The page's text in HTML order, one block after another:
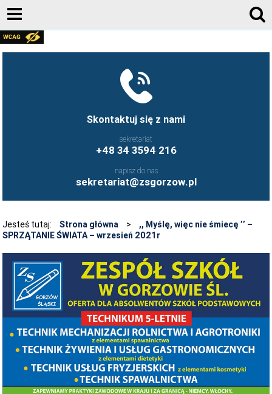
Skontaktuj się z nami
sekretariat
+48 34 3594 216
napisz do nas
sekretariat@zsgorzow.pl
AKTUALNOŚCI
UCZNIOWIE ZS GORZÓW ŚLĄSKI - FB
FRYZJERSTWO NASZEJ SZKOŁY - FB
O SZKOLE
HISTORIA SZKOŁY
GALERIA ZDJĘĆ 2020-2026
PROCEDURY NAUKI ZDALNEJ
PROCEDURY BEZPIECZEŃSTWA - COVID-19 - OD 15 WRZEŚNIA 2021
PREZENTACJA SZKOŁY 2026 - 2027
ZDJĘCIA GRUPOWE 2022 - 2023
KADRA PEDAGOGICZNA
Jesteś tutaj: Strona główna >
,, Myślę, więc nie śmiecę ’’ –
SPRZĄTANIE ŚWIATA – wrzesień 2021r